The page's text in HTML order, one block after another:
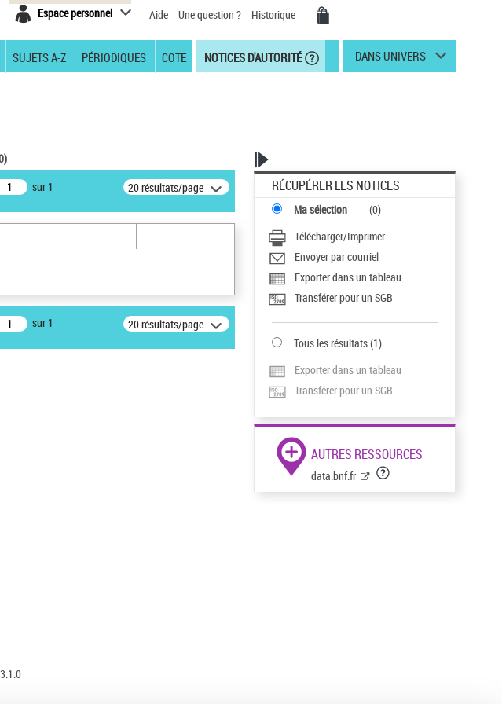
Espace personnel Aide Une question ? Historique
SUJETS A-Z PÉRIODIQUES COTE NOTICES D'AUTORITÉ DANS UNIVERS
)
sur 1 20 résultats/page
sur 1 20 résultats/page
RÉCUPÉRER LES NOTICES
Ma sélection (0)
Télécharger/Imprimer
Envoyer par courriel
Exporter dans un tableau
Transférer pour un SGB
Tous les résultats(1)
Exporter dans un tableau
Transférer pour un SGB
AUTRES RESSOURCES
data.bnf.fr